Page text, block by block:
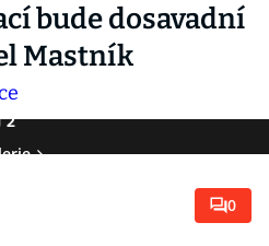
bude dosavadní
Mastník
2
0